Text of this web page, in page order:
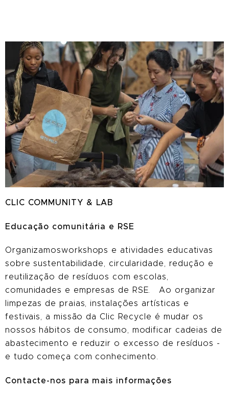
CLIC COMMUNITY & LAB
Educação comunitária e RSE
Organizamosworkshops e atividades educativas
sobre sustentabilidade, circularidade, redução e
reutilização de resíduos com escolas,
comunidades e empresas de RSE. Ao organizar
limpezas de praias, instalações artísticas e
festivais, a missão da Clic Recycle é mudar os
nossos hábitos de consumo, modificar cadeias de
abastecimento e reduzir o excesso de resíduos -
e tudo começa com conhecimento.
Contacte-nos para mais informações